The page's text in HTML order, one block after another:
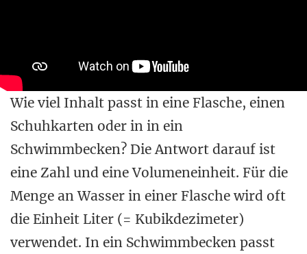
Wie viel Inhalt passt in eine Flasche, einen
Schuhkarten oder in in ein
Schwimmbecken? Die Antwort darauf ist
eine Zahl und eine Volumeneinheit. Für die
Menge an Wasser in einer Flasche wird oft
die Einheit Liter (= Kubikdezimeter)
verwendet. In ein Schwimmbecken passt